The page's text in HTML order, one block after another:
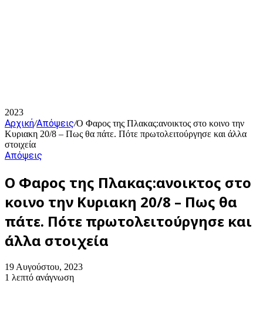
2023
Αρχική/Απόψεις/Ο Φαρος της Πλακας:ανοικτος στο κοινο την
Κυριακη 20/8 – Πως θα πάτε. Πότε πρωτολειτούργησε και άλλα
στοιχεία
Απόψεις
Ο Φαρος της Πλακας:ανοικτος στο
κοινο την Κυριακη 20/8 – Πως θα
πάτε. Πότε πρωτολειτούργησε και
άλλα στοιχεία
19 Αυγούστου, 2023
1 λεπτό ανάγνωση